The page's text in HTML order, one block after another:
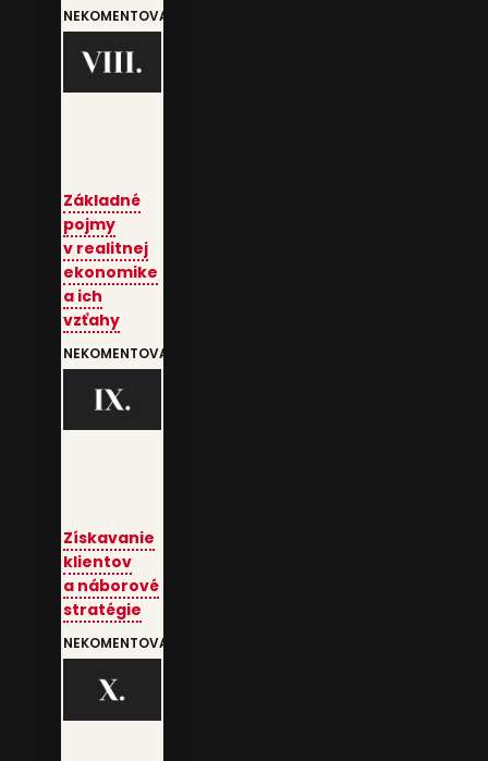
NEKOMENTOVANÉ
Základné
pojmy
v realitnej
ekonomike
a ich
vzťahy
NEKOMENTOVANÉ
Získavanie
klientov
a náborové
stratégie
NEKOMENTOVANÉ